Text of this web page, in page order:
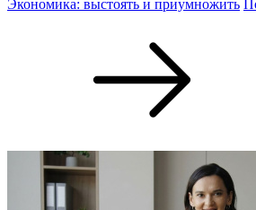
Экономика: выстоять и приумножить